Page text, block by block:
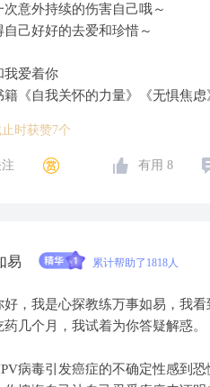
次意外持续的伤害自己哦～
自己好好的去爱和珍惜～
我爱着你
籍《自我关怀的力量》《无惧焦虑
时获赞7个
有用 8
易 累计帮助了1818人
好，我是心探教练万事如易，我
药几个月，我试着为你答疑解惑。
病毒引发癌症的不确定性感到